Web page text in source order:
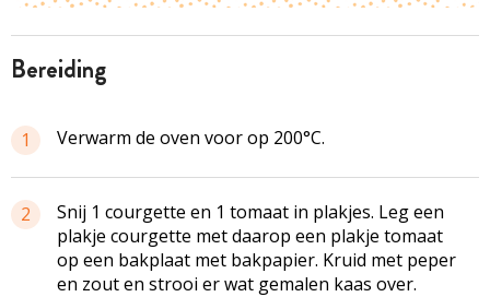
bereiding
1 Verwarm de oven voor op 200°C.
2
Snij 1 courgette en 1 tomaat in plakjes. Leg een
plakje courgette met daarop een plakje tomaat
op een bakplaat met bakpapier. Kruid met peper
en zout en strooi er wat gemalen kaas over.